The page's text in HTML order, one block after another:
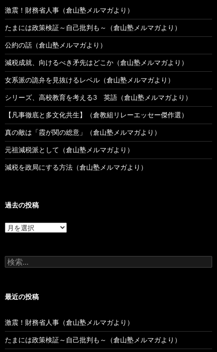
激震！財務省人事（倉山塾メルマガより）
たまには政策検証～自己批判も～（倉山塾メルマガより）
公約の話（倉山塾メルマガより）
減税成就、向けるべき矛先はどこか（倉山塾メルマガより）
女系派の詭弁を見抜けるレベル（倉山塾メルマガより）
シリーズ、高校教育を考える3 英語（倉山塾メルマガより）
【凡事徹底と多文化共生】（倉教組リレーエッセー傑作選）
真の敵は「霞が関の総意」（倉山塾メルマガより）
元祖減税派として（倉山塾メルマガより）
減税を政局にする方法（倉山塾メルマガより）
過去の投稿
過
去
稿
検
索:
最近の投稿
激震！財務省人事（倉山塾メルマガより）
たまには政策検証～自己批判も～（倉山塾メルマガより）